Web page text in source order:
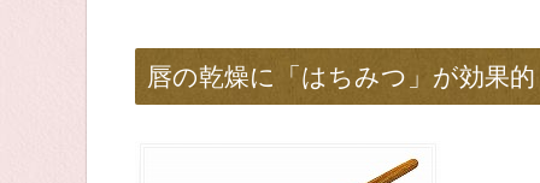
唇の乾燥に「はちみつ」が効果的